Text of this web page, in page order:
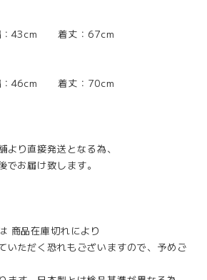
43cm 着丈：67cm
46cm 着丈：70cm
より直接発送となる為、
お届け致します。
商品在庫切れにより
いただく恐れもございますので、予めご